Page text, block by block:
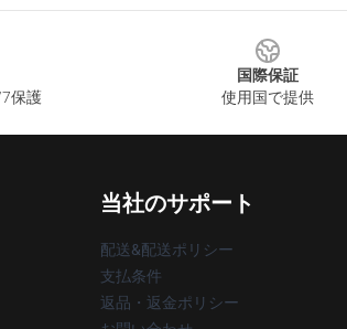
保護
国際保証
使用国で提供
当社のサポート
配送&配送ポリシー
支払条件
返品・返金ポリシー